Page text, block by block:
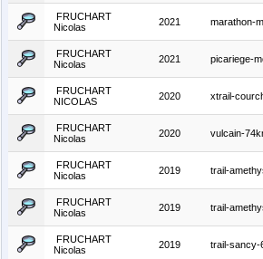
FRUCHART
Nicolas
2021 marathon-
FRUCHART
Nicolas
2021 picariege-
FRUCHART
NICOLAS
2020 xtrail-
FRUCHART
Nicolas
2020 vulcain-
FRUCHART
Nicolas
2019 trail-
FRUCHART
Nicolas
2019 trail-
FRUCHART
Nicolas
2019 trail-sancy-